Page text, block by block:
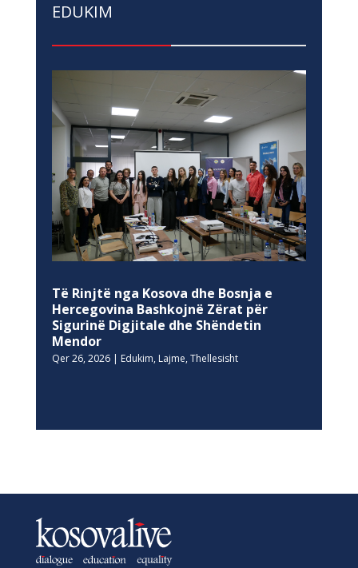
EDUKIM
Të Rinjtë nga Kosova dhe Bosnja e
Hercegovina Bashkojnë Zërat për
Sigurinë Digjitale dhe Shëndetin
Mendor
Qer 26, 2026| Edukim, Lajme, Thellesisht